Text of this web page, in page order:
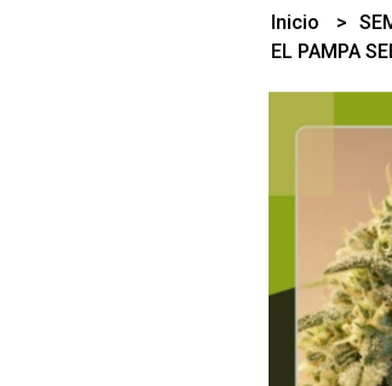
Inicio
EL PAMPA